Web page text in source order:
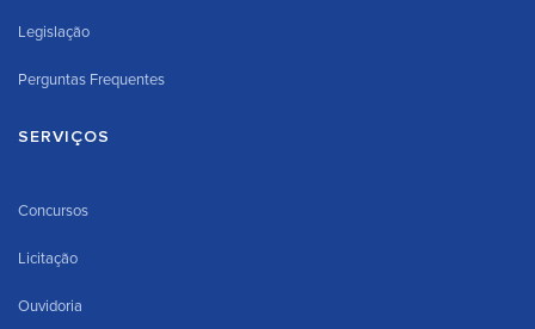
Legislação
Perguntas Frequentes
SERVIÇOS
Concursos
Licitação
Ouvidoria